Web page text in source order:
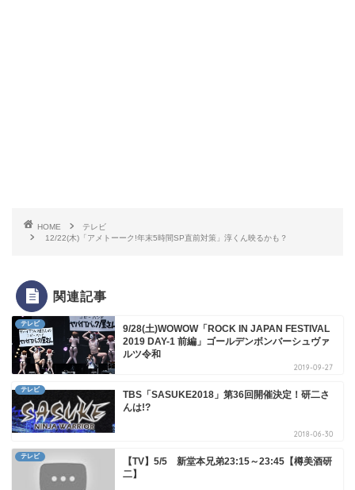
HOME
テレビ
12/22(木)「アメトーーク!年末5時間SP直前対策」淳くん映るかも？
関連記事
テレビ
9/28(土)WOWOW「ROCK IN JAPAN FESTIVAL
2019 DAY-1 前編」ゴールデンボンバーシュヴァ
ルツ令和
2019-09-27
テレビ
TBS「SASUKE2018」第36回開催決定！研二さ
んは!?
2018-06-30
テレビ
【TV】5/5 新堂本兄弟23:15～23:45【樽美酒研
二】